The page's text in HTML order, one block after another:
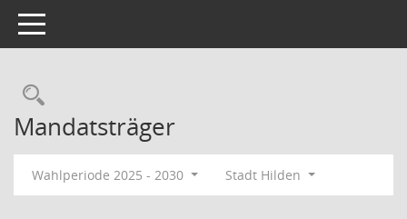
Toggle navigation
Rechercheauswahl
Mandatsträger
Wahlperiode 2025 - 2030 Stadt Hilden